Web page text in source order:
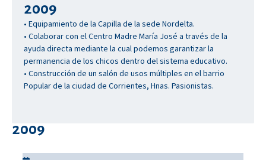
2009
• Equipamiento de la Capilla de la sede Nordelta.
• Colaborar con el Centro Madre María José a través de la
ayuda directa mediante la cual podemos garantizar la
permanencia de los chicos dentro del sistema educativo.
• Construcción de un salón de usos múltiples en el barrio
Popular de la ciudad de Corrientes, Hnas. Pasionistas.
2009